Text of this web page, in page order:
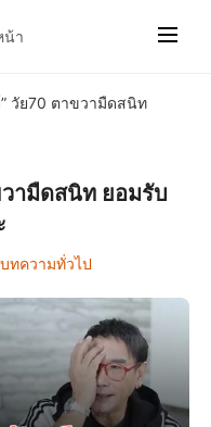
น้า
วัย70 ตาขวามืดสนิท
ามืดสนิท ยอมรับ
บทความทั่วไป